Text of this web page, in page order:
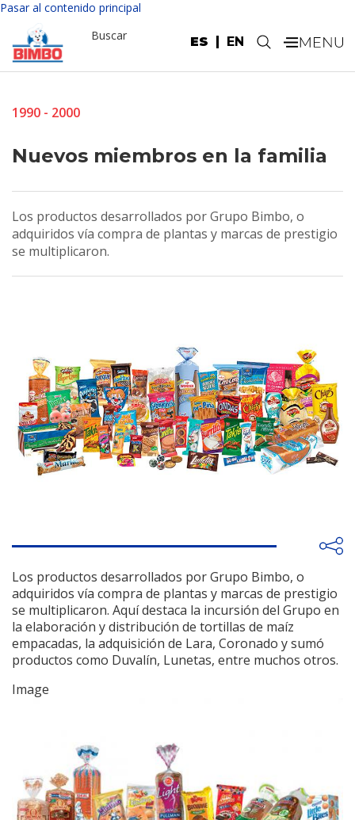
Pasar al contenido principal
ES EN
Buscar .
1990 - 2000
Nuevos miembros en la familia
Los productos desarrollados por Grupo Bimbo, o
adquiridos vía compra de plantas y marcas de prestigio
se multiplicaron.
Los productos desarrollados por Grupo Bimbo, o
adquiridos vía compra de plantas y marcas de prestigio
se multiplicaron. Aquí destaca la incursión del Grupo en
la elaboración y distribución de tortillas de maíz
empacadas, la adquisición de Lara, Coronado y sumó
productos como Duvalín, Lunetas, entre muchos otros.
Image